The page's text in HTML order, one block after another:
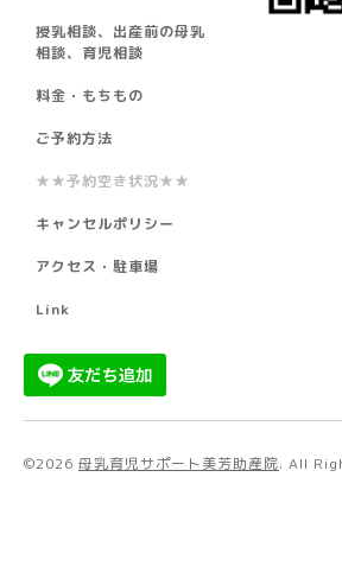
授乳相談、出産前の母乳
相談、育児相談
料金・もちもの
ご予約方法
★★予約空き状況★★
キャンセルポリシー
アクセス・駐車場
Link
©2026 母乳育児サポート美芳助産院. All